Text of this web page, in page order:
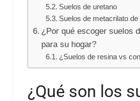
Suelos de uretano
Suelos de metacrilato de
¿Por qué escoger suelos
para su hogar?
¿Suelos de resina vs
¿Qué son los